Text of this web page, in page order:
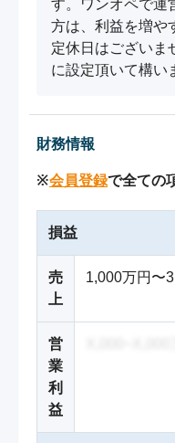
す。ワンオペで運
方は、利益を増や
定休日はございま
に設定頂いて構い
財務情報
※会員登録で全ての
損益
売
上
1,000万円〜
営
業
利
益